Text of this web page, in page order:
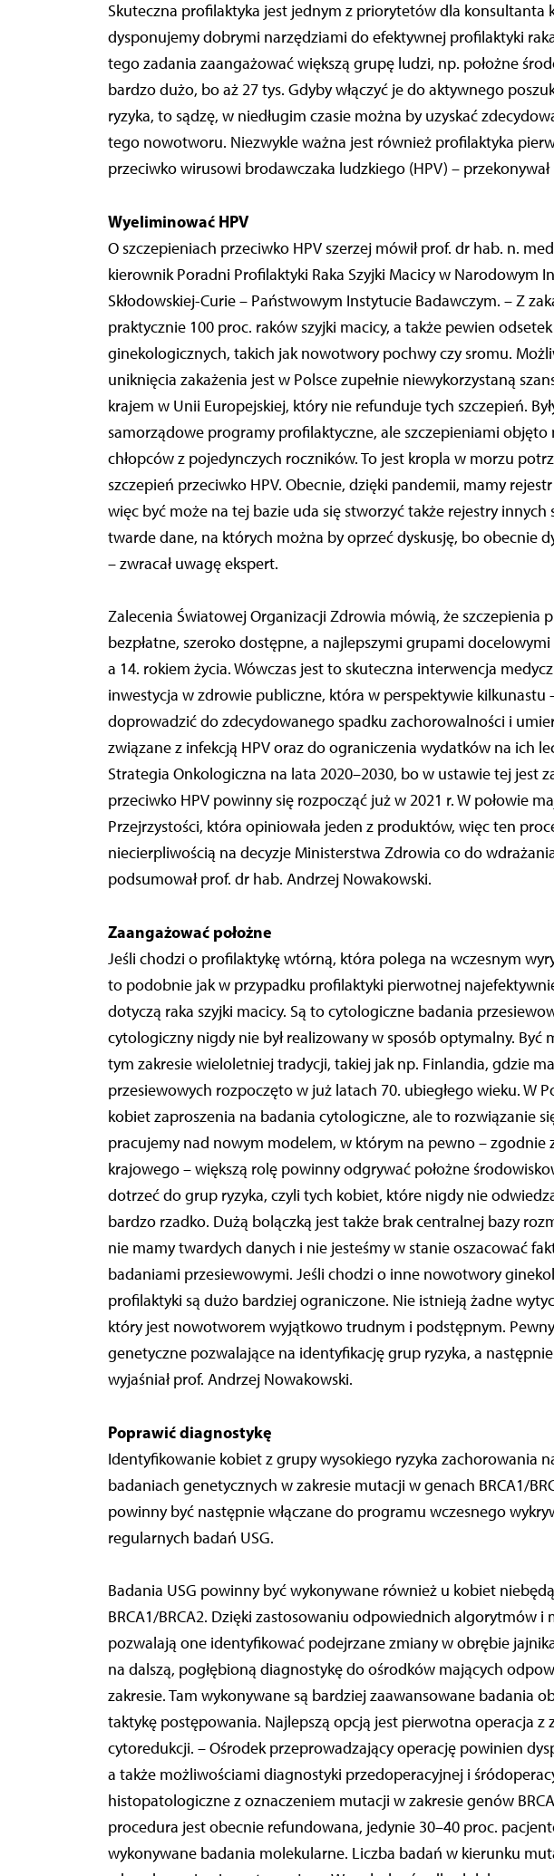
Skuteczna profilaktyka jest jednym z priorytetów dla konsultanta
dysponujemy dobrymi narzędziami do efektywnej profilaktyki
tego zadania zaangażować większą grupę ludzi, np. położne
bardzo dużo, bo aż 27 tys. Gdyby włączyć je do aktywnego
ryzyka, to sądzę, w niedługim czasie można by uzyskać
tego nowotworu. Niezwykle ważna jest również profilaktyka
przeciwko wirusowi brodawczaka ludzkiego (HPV) –
Wyeliminować HPV
O szczepieniach przeciwko HPV szerzej mówił prof. dr hab. n.
kierownik Poradni Profilaktyki Raka Szyjki Macicy w Narodowym
Skłodowskiej-Curie – Państwowym Instytucie Badawczym. – Z
praktycznie 100 proc. raków szyjki macicy, a także pewien
ginekologicznych, takich jak nowotwory pochwy czy sromu.
uniknięcia zakażenia jest w Polsce zupełnie niewykorzystaną
krajem w Unii Europejskiej, który nie refunduje tych szczepień.
samorządowe programy profilaktyczne, ale szczepieniami objęto
chłopców z pojedynczych roczników. To jest kropla w morzu
szczepień przeciwko HPV. Obecnie, dzięki pandemii, mamy
więc być może na tej bazie uda się stworzyć także rejestry innych
twarde dane, na których można by oprzeć dyskusję, bo obecnie
– zwracał uwagę ekspert.
Zalecenia Światowej Organizacji Zdrowia mówią, że szczepienia
bezpłatne, szeroko dostępne, a najlepszymi grupami
a 14. rokiem życia. Wówczas jest to skuteczna interwencja
inwestycja w zdrowie publiczne, która w perspektywie kilkunastu
doprowadzić do zdecydowanego spadku zachorowalności i
związane z infekcją HPV oraz do ograniczenia wydatków na ich
Strategia Onkologiczna na lata 2020–2030, bo w ustawie tej jest
przeciwko HPV powinny się rozpocząć już w 2021 r. W połowie
Przejrzystości, która opiniowała jeden z produktów, więc ten
niecierpliwością na decyzje Ministerstwa Zdrowia co do
podsumował prof. dr hab. Andrzej Nowakowski.
Zaangażować położne
Jeśli chodzi o profilaktykę wtórną, która polega na wczesnym
to podobnie jak w przypadku profilaktyki pierwotnej
dotyczą raka szyjki macicy. Są to cytologiczne badania
cytologiczny nigdy nie był realizowany w sposób optymalny. Być
tym zakresie wieloletniej tradycji, takiej jak np. Finlandia, gdzie
przesiewowych rozpoczęto w już latach 70. ubiegłego wieku. W
kobiet zaproszenia na badania cytologiczne, ale to rozwiązanie
pracujemy nad nowym modelem, w którym na pewno – zgodnie
krajowego – większą rolę powinny odgrywać położne
dotrzeć do grup ryzyka, czyli tych kobiet, które nigdy nie
bardzo rzadko. Dużą bolączką jest także brak centralnej bazy
nie mamy twardych danych i nie jesteśmy w stanie oszacować
badaniami przesiewowymi. Jeśli chodzi o inne nowotwory
profilaktyki są dużo bardziej ograniczone. Nie istnieją żadne
który jest nowotworem wyjątkowo trudnym i podstępnym.
genetyczne pozwalające na identyfikację grup ryzyka, a
wyjaśniał prof. Andrzej Nowakowski.
Poprawić diagnostykę
Identyfikowanie kobiet z grupy wysokiego ryzyka zachorowania
badaniach genetycznych w zakresie mutacji w genach BRCA1/
powinny być następnie włączane do programu wczesnego
regularnych badań USG.
Badania USG powinny być wykonywane również u kobiet
BRCA1/BRCA2. Dzięki zastosowaniu odpowiednich algorytmów
pozwalają one identyfikować podejrzane zmiany w obrębie
na dalszą, pogłębioną diagnostykę do ośrodków mających
zakresie. Tam wykonywane są bardziej zaawansowane badania
taktykę postępowania. Najlepszą opcją jest pierwotna operacja z
cytoredukcji. – Ośrodek przeprowadzający operację powinien
a także możliwościami diagnostyki przedoperacyjnej i
histopatologiczne z oznaczeniem mutacji w zakresie genów
procedura jest obecnie refundowana, jedynie 30–40 proc.
wykonywane badania molekularne. Liczba badań w kierunku